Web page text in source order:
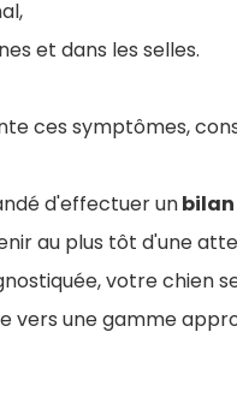
et dans les selles.
ces symptômes,
d'effectuer unbilan
au plus tôt d'une
votre chien
vers une gamme